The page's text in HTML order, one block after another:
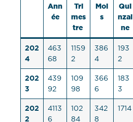
Ann
ée
Tri
mes
tre
Moi
s
Qui
nzai
ne
202
4
463
68
1159
2
386
4
193
2
202
3
439
92
109
98
366
6
183
3
202
2
4113
6
102
84
342
8
1714